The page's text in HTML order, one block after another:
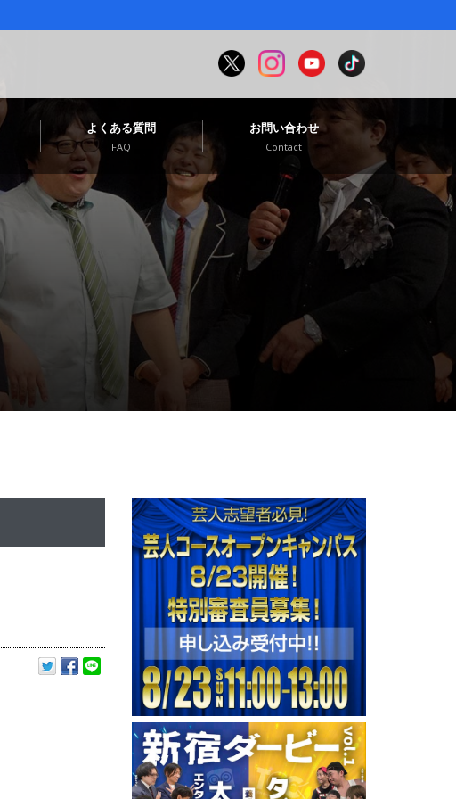
よくある質問
FAQ
お問い合わせ
Contact